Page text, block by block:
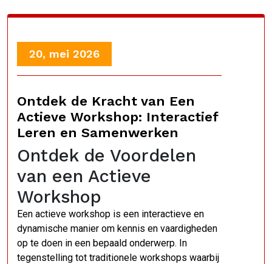
20, mei 2026
Ontdek de Kracht van Een
Actieve Workshop: Interactief
Leren en Samenwerken
Ontdek de Voordelen
van een Actieve
Workshop
Een actieve workshop is een interactieve en
dynamische manier om kennis en vaardigheden
op te doen in een bepaald onderwerp. In
tegenstelling tot traditionele workshops waarbij